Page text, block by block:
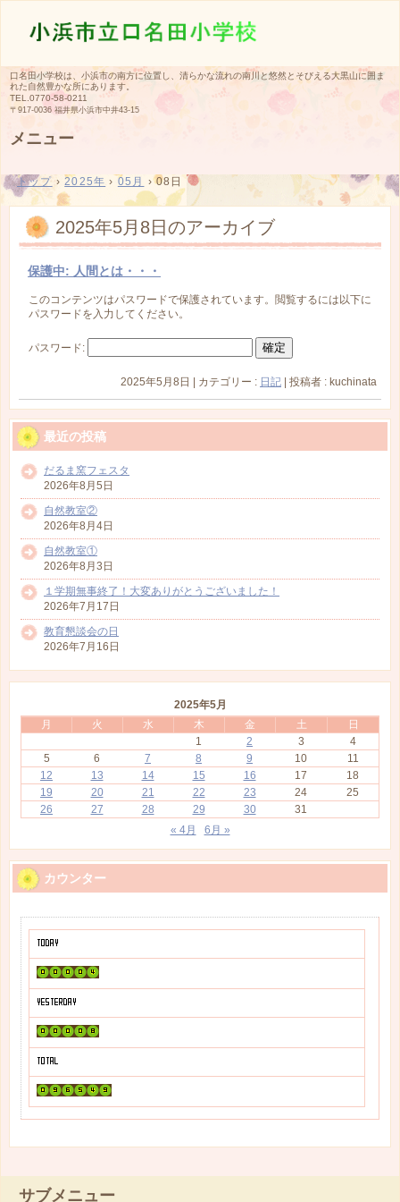
口名田小学校は、小浜市の南方に位置し、清らかな流れの南川と悠然とそびえる大黒山に囲ま
れた自然豊かな所にあります。
TEL. 0770-58-0211
〒917-0036 福井県小浜市中井43-15
メニュー
ン
テ
ス
トップ › 2025年 › 05月 › 08日
2025年5月8日 のアーカイブ
保護中: 人間とは・・・
このコンテンツはパスワードで保護されています。閲覧するには以下に
パスワードを入力してください。
パスワード:
2025年5月8日 カテゴリー : 日記 投稿者 : kuchinata
最近の投稿
だるま窯フェスタ
2026年8月5日
自然教室②
2026年8月4日
自然教室①
2026年8月3日
１学期無事終了！大変ありがとうございました！
2026年7月17日
教育懇談会の日
2026年7月16日
2025年5月
月
火 水 木 金 土
日
1
2 3
4
5
6 7 8 9 10
11
12
13 14 15 16 17
18
19
20 21 22 23 24
25
26
27 28 29 30
31
« 4月
6月 »
カウンター
サブメニュー